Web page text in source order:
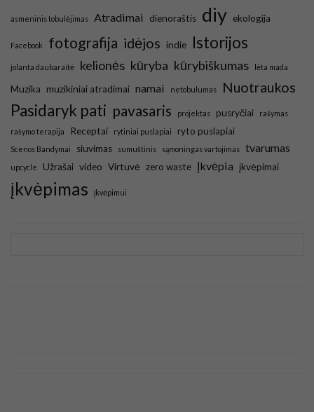
asmeninis tobulėjimas Atradimai dienoraštis diy ekologija
Facebook fotografija idėjos indie Istorijos
jolanta daubaraitė kelionės kūryba kūrybiškumas lėta mada
Muzika muzikiniai atradimai namai netobulumas Nuotraukos
Pasidaryk pati pavasaris projektas pusryčiai
rašymas
rašymo terapija
Receptai rytiniai puslapiai ryto puslapiai
Scenos Bandymai siuvimas sumuštinis sąmoningas vartojimas tvarumas
upcycle Užrašai video Virtuvė zero waste Įkvėpia įkvėpimai
įkvėpimas įkvėpimui